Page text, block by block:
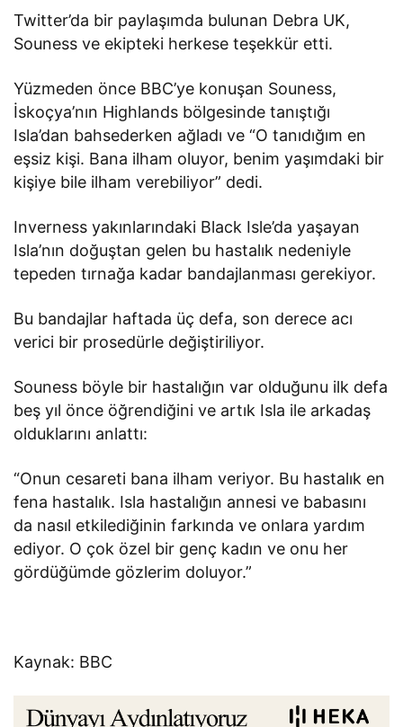
Twitter’da bir paylaşımda bulunan Debra UK,
Souness ve ekipteki herkese teşekkür etti.
Yüzmeden önce BBC’ye konuşan Souness,
İskoçya’nın Highlands bölgesinde tanıştığı
Isla’dan bahsederken ağladı ve “O tanıdığım en
eşsiz kişi. Bana ilham oluyor, benim yaşımdaki bir
kişiye bile ilham verebiliyor” dedi.
Inverness yakınlarındaki Black Isle’da yaşayan
Isla’nın doğuştan gelen bu hastalık nedeniyle
tepeden tırnağa kadar bandajlanması gerekiyor.
Bu bandajlar haftada üç defa, son derece acı
verici bir prosedürle değiştiriliyor.
Souness böyle bir hastalığın var olduğunu ilk defa
beş yıl önce öğrendiğini ve artık Isla ile arkadaş
olduklarını anlattı:
“Onun cesareti bana ilham veriyor. Bu hastalık en
fena hastalık. Isla hastalığın annesi ve babasını
da nasıl etkilediğinin farkında ve onlara yardım
ediyor. O çok özel bir genç kadın ve onu her
gördüğümde gözlerim doluyor.”
Kaynak: BBC